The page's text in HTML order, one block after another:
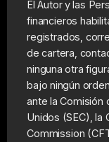
El Autor y las
financieros
registrados,
de cartera,
ninguna otra
bajo ningún
ante la Comisión
Unidos (SEC), la
Commission